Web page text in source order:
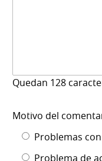
Quedan 128
Motivo del
Problemas
Problema de